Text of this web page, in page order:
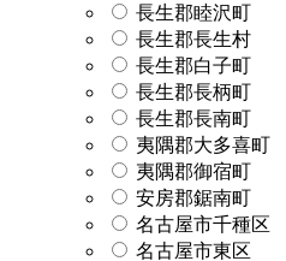
長生郡睦沢町
長生郡長生村
長生郡白子町
長生郡長柄町
長生郡長南町
夷隅郡大多喜町
夷隅郡御宿町
安房郡鋸南町
名古屋市千種区
名古屋市東区